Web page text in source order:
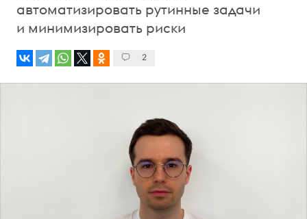
автоматизировать рутинные задачи
и минимизировать риски
2